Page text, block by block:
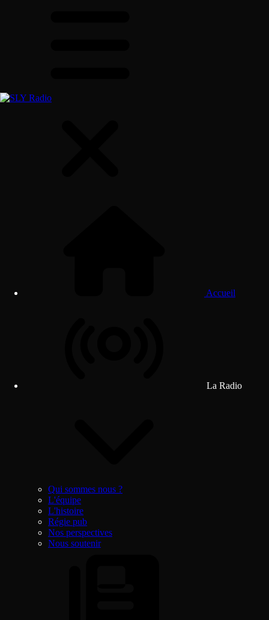
Accueil
La Radio
Qui sommes nous ?
L'équipe
L'histoire
Régie pub
Nos perspectives
Nous soutenir